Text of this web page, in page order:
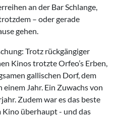
an der Bar Schlange,
– oder gerade
gehen.
Trotz rückgängiger
Kinos trotzte Orfeo’s Erben,
gallischen Dorf, dem
Jahr. Ein Zuwachs von
Zudem war es das beste
überhaupt - und das